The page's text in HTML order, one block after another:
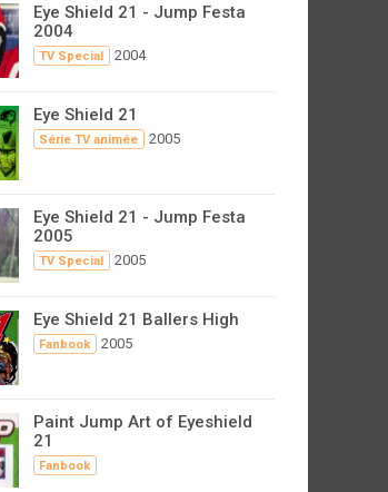
Eye Shield 21 - Jump Festa
2004
TV Special 2004
Eye Shield 21
Série TV animée 2005
Eye Shield 21 - Jump Festa
2005
TV Special 2005
Eye Shield 21 Ballers High
Fanbook 2005
Paint Jump Art of Eyeshield
21
Fanbook